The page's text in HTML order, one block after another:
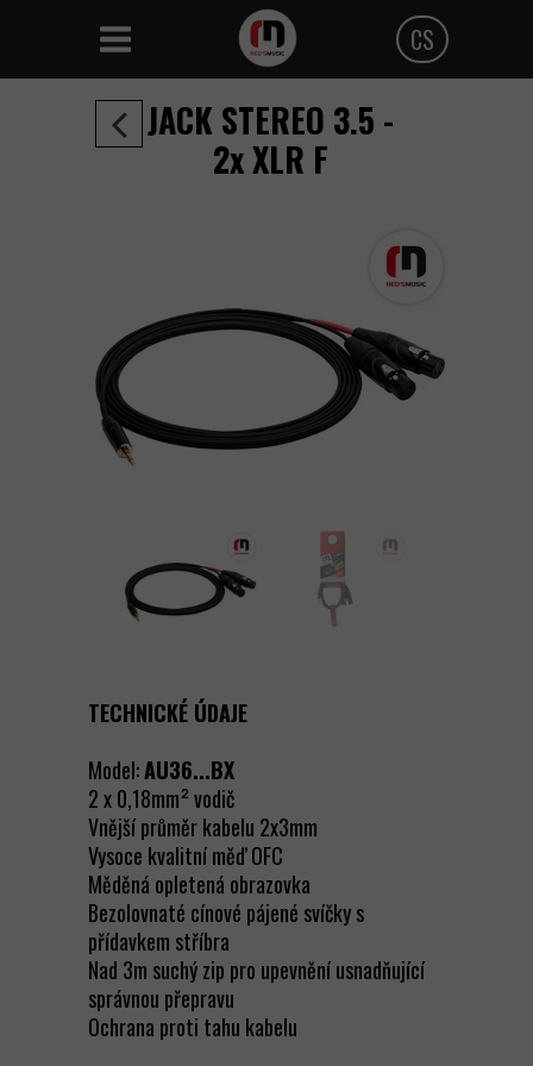
CS
Polski
JACK STEREO 3.5 -
2x XLR F
TECHNICKÉ ÚDAJE
Model:AU36...BX
2 x 0,18mm² vodič
Vnější průměr kabelu 2x3mm
Vysoce kvalitní měď OFC
Měděná opletená obrazovka
Bezolovnaté cínové pájené svíčky s
přídavkem stříbra
Nad 3m suchý zip pro upevnění usnadňující
správnou přepravu
Ochrana proti tahu kabelu